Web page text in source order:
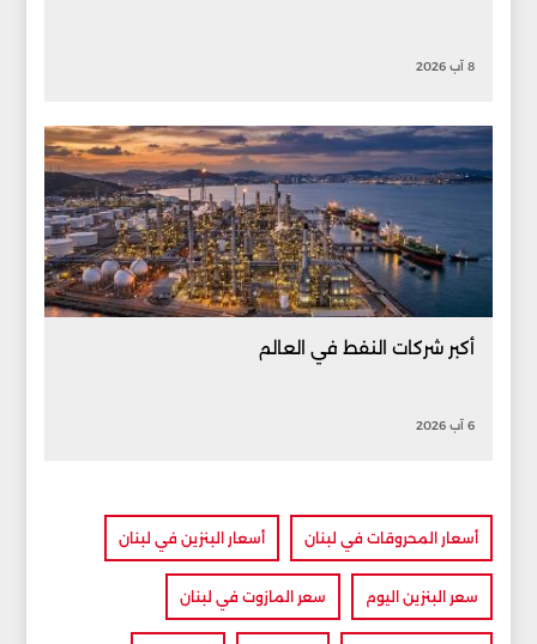
8 آب 2026
أكبر شركات النفط في العالم
6 آب 2026
أسعار المحروقات في لبنان أسعار البنزين في لبنان
سعر البنزين اليوم سعر المازوت في لبنان